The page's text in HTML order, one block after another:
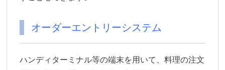
オーダーエントリーシステム
ハンディターミナル等の端末を用いて、料理の注文